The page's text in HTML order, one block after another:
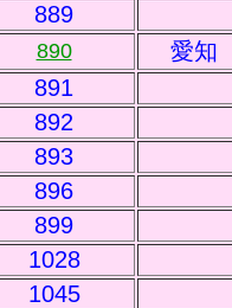
889
890
愛知
891
892
893
896
899
1028
1045